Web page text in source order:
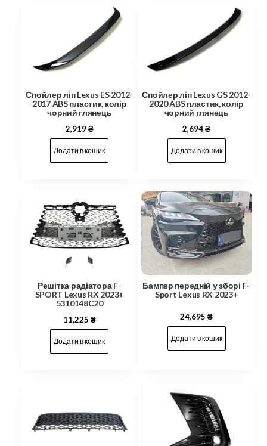
Спойлер ліп Lexus ES 2012-
2017 ABS пластик, колір
чорний глянець
2,919₴
Додати в кошик
Спойлер ліп Lexus GS 2012-
2020 ABS пластик, колір
чорний глянець
2,694₴
Додати в кошик
Решітка радіатора F-
SPORT Lexus RX 2023+
5310148C20
11,225 ₴
Додати в кошик
Бампер передній у зборі F-
Sport Lexus RX 2023+
24,695₴
Додати в кошик